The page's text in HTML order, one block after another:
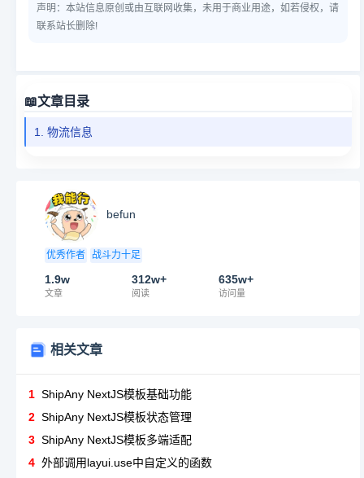
声明：本站信息原创或由互联网收集，未用于商业用途，如若侵权，请
联系站长删除!
📖文章目录
1. 物流信息
befun
优秀作者 战斗力十足
1.9w
文章
312w+
阅读
635w+
访问量
相关文章
1 ShipAny NextJS模板基础功能
2 ShipAny NextJS模板状态管理
3 ShipAny NextJS模板多端适配
4 外部调用layui.use中自定义的函数